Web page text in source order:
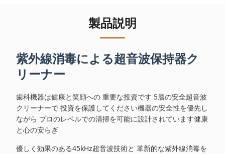
製品説明
紫外線消毒による超音波保持器ク
リーナー
歯科機器は健康と笑顔への 重要な投資です 5層の安全超音波
クリーナーで 投資を保護してください機器の安全性を優先し
ながら プロのレベルでの清掃を可能に設計されています健康
と心の安らぎ
優しく効果のある45kHz超音波技術と 革新的な紫外線消毒を